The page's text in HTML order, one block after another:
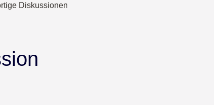
Diskussionen